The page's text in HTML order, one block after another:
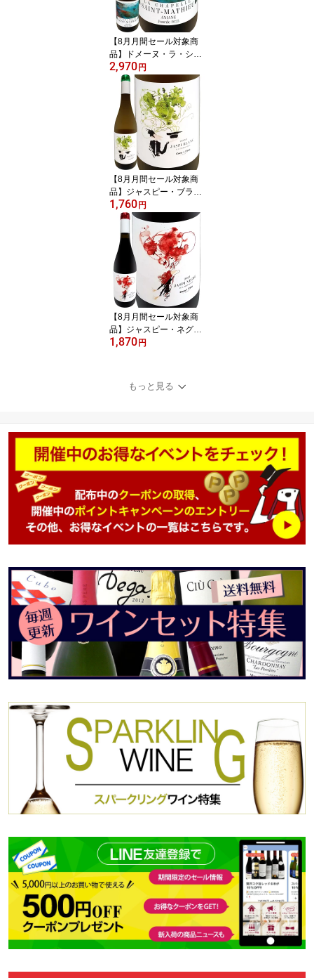
ミディアムボディ フルボ
ディ 750ml パーカー91
ワインアドヴォケイト
【8月月間セール対象商
品】ドメーヌ・ラ・シャ
ペル・サン・マチュー ジ
ュルド・ブラン 2023 フ
ランス 750ml 辛口 樽熟
成 8か月 オーク樽熟成 グ
ルナッシュ・ブラン ルー
サンヌ シュナン クレレ
ット グルナッシュ・グリ
ブレンド ナチュラルワイ
ン ピュア 黄金桃 ラ・フ
ランス
2,970円
【8月月間セール対象商
品】ジャスピー・ブラン
2023 スペイン 白ワイン
750ml ミディアムボディ
寄りのライトボディ 辛口
カタルーニャ テラ・アル
タ トニ・コカ コカ兄弟
ガルナッチャ・ブランカ
マカベオ 古木 高樹齢 ガ
ルナッチャ・ブランカ7
0% マカベオ30% 手摘み
1,760円
【8月月間セール対象商
品】ジャスピー・ネグレ
2021 スペイン 赤ワイン
モンサン コカ・イ・フィ
ト トニ・コカ 最高樹齢7
アンドレアス・ラーショ
成
1,870円
もっと見る